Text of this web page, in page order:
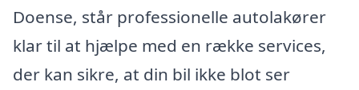
Doense, står professionelle autolakører
klar til at hjælpe med en række services,
der kan sikre, at din bil ikke blot ser